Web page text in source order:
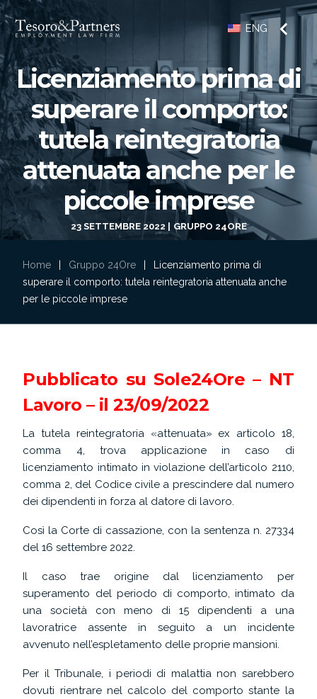
ENG
Licenziamento prima di
superare il comporto:
tutela reintegratoria
attenuata anche per le
piccole imprese
23 SETTEMBRE 2022 GRUPPO 24ORE
Home Gruppo 24Ore
Licenziamento prima di
superare il comporto: tutela reintegratoria attenuata anche
per le piccole imprese
Pubblicato su Sole24Ore – NT
Lavoro – il 23/09/2022
La tutela reintegratoria «attenuata» ex articolo 18,
comma 4, trova applicazione in caso di
licenziamento intimato in violazione dell’articolo 2110,
comma 2, del Codice civile a prescindere dal numero
dei dipendenti in forza al datore di lavoro.
Così la Corte di cassazione, con la sentenza n. 27334
del 16 settembre 2022.
Il caso trae origine dal licenziamento per
superamento del periodo di comporto, intimato da
una società con meno di 15 dipendenti a una
lavoratrice assente in seguito a un incidente
avvenuto nell’espletamento delle proprie mansioni.
Per il Tribunale, i periodi di malattia non sarebbero
dovuti rientrare nel calcolo del comporto stante la